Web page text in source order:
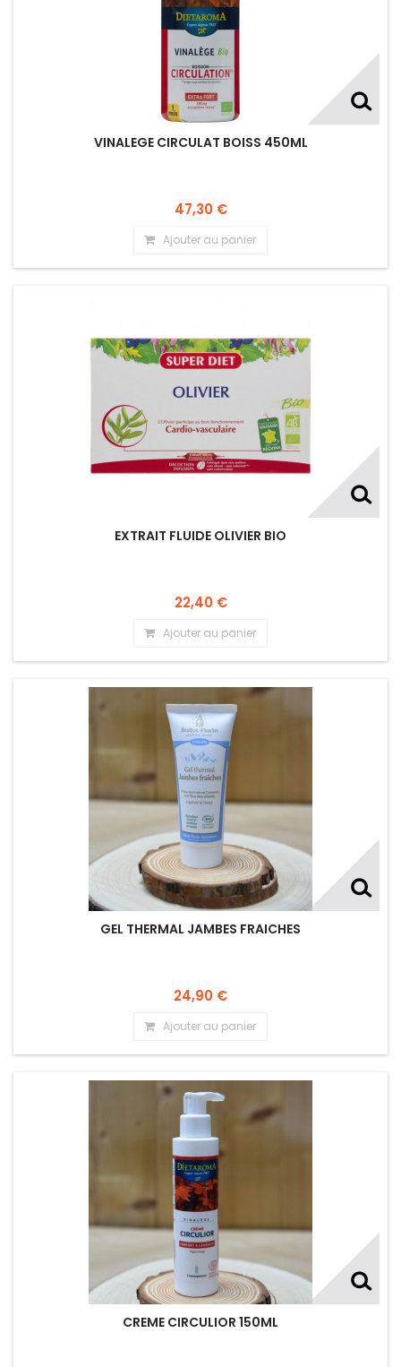
VINALEGE CIRCULAT BOISS 450ML
47,30 €
Ajouter au panier
EXTRAIT FLUIDE OLIVIER BIO
22,40 €
Ajouter au panier
GEL THERMAL JAMBES FRAICHES
24,90 €
Ajouter au panier
CREME CIRCULIOR 150ML